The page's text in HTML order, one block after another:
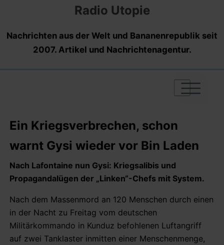
Radio Utopie
Nachrichten aus der Welt und Bananenrepublik seit
2007. Artikel und Nachrichtenagentur.
|
|
|
Ein Kriegsverbrechen, schon
warnt Gysi wieder vor Bin Laden
Nach Lafontaine nun Gysi: Kriegsalibis und
Propagandalügen der „Linken“-Chefs mit System.
Nach dem Massenmord an 120 Menschen durch einen
in der Nacht zu Freitag vom deutschen
Militärkommando in Kunduz befohlenen Luftangriff
auf zwei Tanklaster inmitten einer Menschenmenge,